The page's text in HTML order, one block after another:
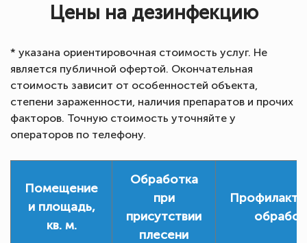
Цены на дезинфекцию
* указана ориентировочная стоимость услуг. Не
является публичной офертой. Окончательная
стоимость зависит от особенностей объекта,
степени зараженности, наличия препаратов и прочих
факторов. Точную стоимость уточняйте у
операторов по телефону.
Помещение
и площадь,
кв. м.
Обработка
при
присутствии
плесени